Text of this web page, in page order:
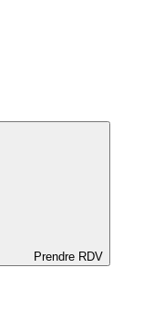
Prendre RDV